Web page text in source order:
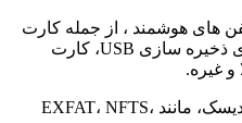
، از جمله کارت
میکرو SD سامسونگ ، دستگاه های ذخیره سازی USB، کارت
- سازگار با فرمت های مختلف U دیسک، مانند EXFAT، NFTS،